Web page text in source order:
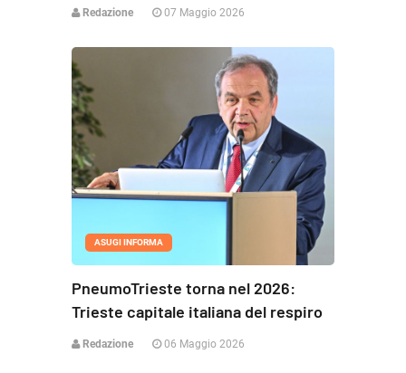
Redazione 07 Maggio 2026
ASUGI INFORMA
PneumoTrieste torna nel 2026:
Trieste capitale italiana del respiro
Redazione 06 Maggio 2026